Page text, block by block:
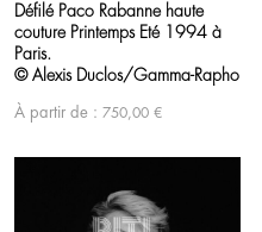
Défilé Paco Rabanne haute
couture Printemps Eté 1994 à
Paris.
© Alexis Duclos/Gamma-Rapho
À partir de : 750,00 €